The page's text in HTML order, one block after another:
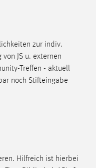
zur indiv.
JS u. externen
Treffen - aktuell
noch Stifteingabe
Hilfreich ist hierbei
anonym.